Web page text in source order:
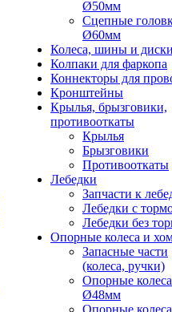
Ø50мм
Сцепные
Ø60мм
Колеса, шины и
Колпаки для фаркопа
Коннекторы для
Кронштейны
Крылья, брызговики,
противооткаты
Крылья
Брызговики
Противооткаты
Лебедки
Запчасти к
Лебедки с
Лебедки без
Опорные колеса и
Запасные части
(колеса, ручки)
Опорные колеса
Ø48мм
Опорные колеса